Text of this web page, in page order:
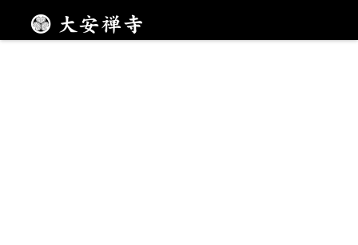
斎藤表装の斎藤様撮影